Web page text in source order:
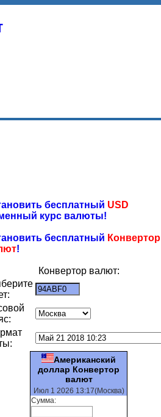
бесплатный USD
курс валюты!
бесплатный Конвертор
!
Конвертор валют:
Американский
доллар Конвертор
валют
Июл 1 2026 13:17(Москва)
Сумма: